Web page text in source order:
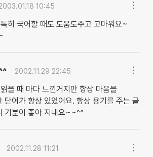
10:45
히 국어할 때도 도움도주고 고마워요~
2002.11.29 22:45
을 때 마다 느낀거지만 항상 마음을
단어가 항상 있었어요. 항상 용기를 주는 글
기분이 좋아 지내요~~^^
2002.11.28 11:21